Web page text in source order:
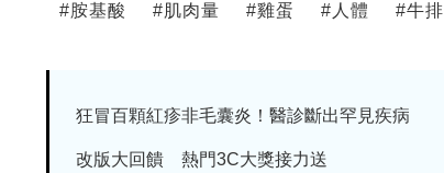
#胺基酸 #肌肉量 #雞蛋 #人體 #牛排
狂冒百顆紅疹非毛囊炎！醫診斷出罕見疾病
改版大回饋 熱門3C大獎接力送